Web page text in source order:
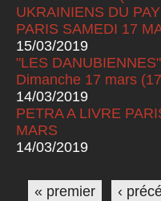
UKRAINIENS DU
PARIS SAMEDI 17
15/03/2019
"LES
Dimanche 17 mars
14/03/2019
PETRA A LIVRE
MARS
14/03/2019
Pages
« premier ‹